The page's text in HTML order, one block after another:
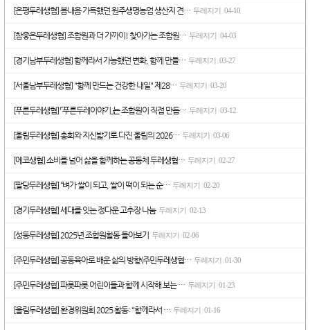
[은평두레생협] 봄내음 가득했던 원주생명농업 생산지 견… 두레지기 04-10
[참좋은두레생협] 조합원과 더 가까이! 찾아가는 조합원… 두레지기 04-03
[경기남부두레생협] 함께라서 가능했던 변화, 함께 만들… 두레지기 03-27
[서울남부두레생협] "함께 만드는 건강한 내일" 제28… 두레지기 03-20
[푸른두레생협] 「푸른두레이야기」는 조합원이 직접 만듭… 두레지기 03-12
[울림두레생협] 총회와 지신밟기로 다진 울림의 2026… 두레지기 03-06
[에코생협] 소비를 넘어 삶을 함께하는 공동체 두레생협… 두레지기 02-27
[팔당두레생협] “벼가 쌀이 되고, 쌀이 떡이 되는 순… 두레지기 02-20
[경기두레생협] 세대를 잇는 정다운 고추장 나눔 두레지기 02-13
[성동두레생협] 2025년 조합원활동 돌아보기 두레지기 02-06
[주민두레생협] 공동육아로 배운 삶의 방향(주민두레생협… 두레지기 01-30
[주민두레생협] 파릇파릇 어린이들과 함께 시작해 보는 … 두레지기 01-23
[울림두레생협] 환경위원회 2025 활동: "함께라서 … 두레지기 01-16